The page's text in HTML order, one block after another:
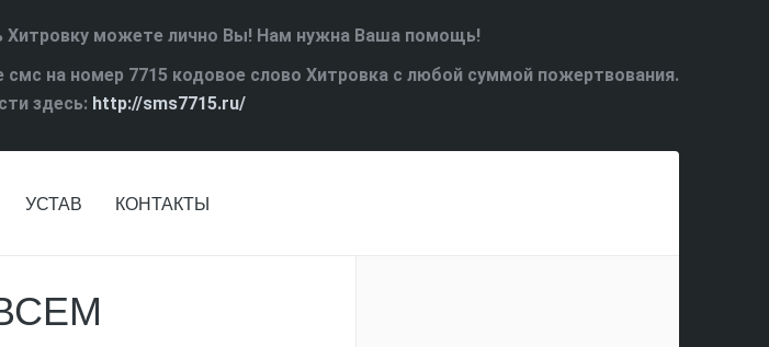
Хитровку можете лично Вы! Нам нужна Ваша помощь!
смс на номер 7715 кодовое слово Хитровка с любой суммой пожертвования.
здесь: http://sms7715.ru/
УСТАВ КОНТАКТЫ